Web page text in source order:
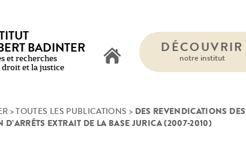
BADINTER
et recherches
droit et la justice
DÉCOUVRIR
notre institut
>TOUTES LES PUBLICATIONS > DES REVENDICATIONS
D’ARRÊTS EXTRAIT DE LA BASE JURICA (2007-2010)